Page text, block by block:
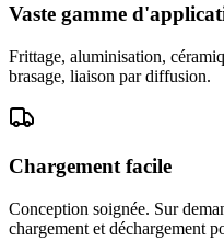
Vaste gamme
Frittage, aluminisation,
brasage, liaison par diffusion.
Chargement facile
Conception soignée. Sur
chargement et déchargement